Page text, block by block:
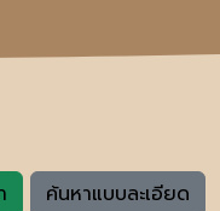
ค้นหาแบบละเอียด